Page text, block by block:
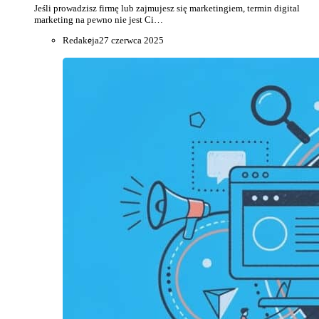
Jeśli prowadzisz firmę lub zajmujesz się marketingiem, termin digital
marketing na pewno nie jest Ci…
Redakcja27 czerwca 2025